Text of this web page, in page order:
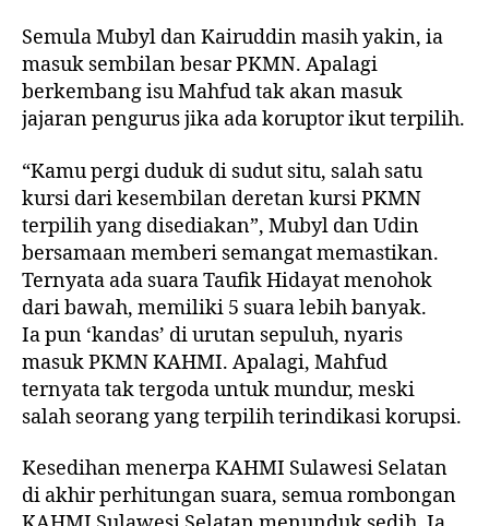
Semula Mubyl dan Kairuddin masih yakin, ia
masuk sembilan besar PKMN. Apalagi
berkembang isu Mahfud tak akan masuk
jajaran pengurus jika ada koruptor ikut terpilih.
“Kamu pergi duduk di sudut situ, salah satu
kursi dari kesembilan deretan kursi PKMN
terpilih yang disediakan”, Mubyl dan Udin
bersamaan memberi semangat memastikan.
Ternyata ada suara Taufik Hidayat menohok
dari bawah, memiliki 5 suara lebih banyak.
Ia pun ‘kandas’ di urutan sepuluh, nyaris
masuk PKMN KAHMI. Apalagi, Mahfud
ternyata tak tergoda untuk mundur, meski
salah seorang yang terpilih terindikasi korupsi.
Kesedihan menerpa KAHMI Sulawesi Selatan
di akhir perhitungan suara, semua rombongan